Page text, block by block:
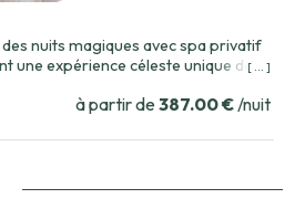
nuits magiques avec spa privatif
une expérience céleste unique dans
[ ... ]
à partir de387.00 €/nuit